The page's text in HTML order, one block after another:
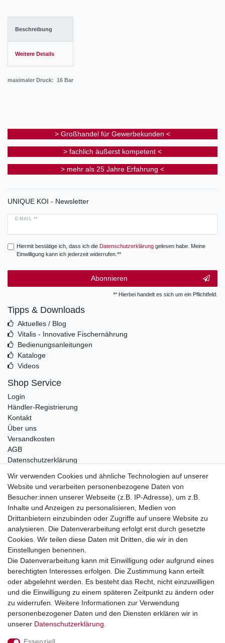
Beschreibung
Weitere Details
maximaler Druck: 16 Bar
> Großhandel für Gewerbekunden <
> fachlich äußerst kompetent <
> mehr als 25 Jahre Erfahrung <
UNIQUE KOI - Newsletter
E-MAIL **
Hiermit bestätige ich, dass ich die Daten­schutz­erklärunggelesen habe. Meine
Einwilligung kann ich jederzeit widerrufen.**
Abonnieren
** Hierbei handelt es sich um ein Pflichtfeld.
Tipps & Downloads
Aktuelles / Blog
Vitalis - Innovative Fischernährung
Bedienungsanleitungen
Kataloge
Videos
Shop Service
Login
Händler-Registrierung
Kontakt
Über uns
Versandkosten
AGB
Datenschutzerklärung
Telefonische Beratung und Unterstützung für Händler unter:
+49 2851 5895-0
Montag - Donnerstag: 08.00 - 16.30 Uhr
Freitag: 08.00 - 16.00 Uhr
Wir sind ein Großhandel, bitte wenden Sie sich als
Endkunde direkt an Ihren örtlichen Fachhändler. Vielen
Dank!
Widerrufs­recht Impressum Daten­schutz­erklärung
Wir verwenden Cookies und ähnliche Technologien auf unserer
Website und verarbeiten personenbezogene Daten von
Besucher:innen unserer Webseite (z.B. IP-Adresse), um z.B.
Inhalte und Anzeigen zu personalisieren, Medien von
Drittanbietern einzubinden oder Zugriffe auf unsere Website zu
analysieren. Die Datenverarbeitung erfolgt erst durch gesetzte
Cookies. Wir teilen diese Daten mit Dritten, die wir in den
Einstellungen benennen.
Die Datenverarbeitung kann mit Einwilligung oder aufgrund eines
berechtigten Interesses erfolgen. Die Zustimmung kann erteilt
oder abgelehnt werden. Es besteht das Recht, nicht einzuwilligen
und die Einwilligung zu einem späteren Zeitpunkt zu ändern oder
zu widerrufen. Weitere Informationen zur Verwendung
personenbezogener Daten und den Diensten erklären wir in
unserer Daten­schutz­erklärung